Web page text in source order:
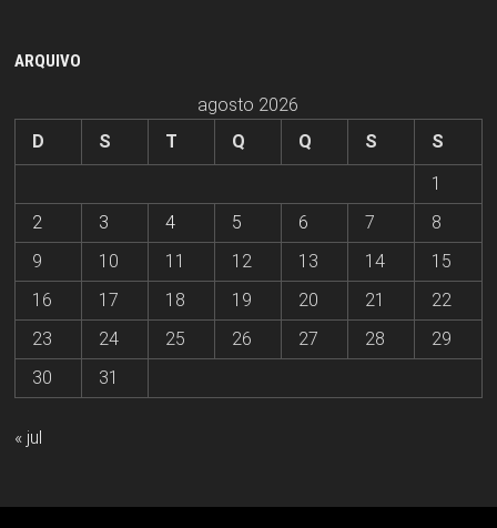
ARQUIVO
agosto 2026
D
S T Q Q S
S
1
2
3 4 5 6 7
8
9
10 11 12 13 14
15
16
17 18 19 20 21
22
23
24 25 26 27 28
29
30
31
« jul